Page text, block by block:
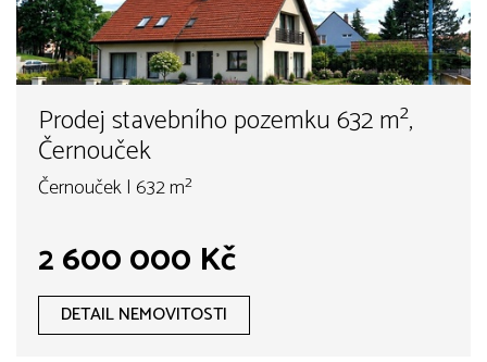
Prodej stavebního pozemku 632 m²,
Černouček
Černouček | 632 m²
2 600 000 Kč
DETAIL NEMOVITOSTI